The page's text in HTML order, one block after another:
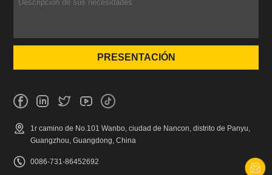
1r camino de No.101 Wanbo, ciudad de Nancon, distrito de Panyu,
Guangzhou, Guangdong, China
0086-731-86452692